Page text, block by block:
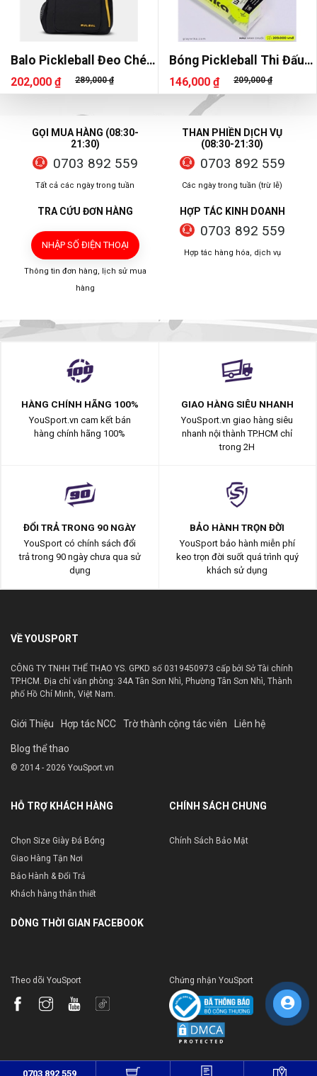
0703 892 559
Balo Pickleball Đeo Chéo
Bulbal Nova Pro
202,000 ₫ 289,000 ₫
Bóng Pickleball Thi Đấu
Wika PRO (Hộp 3 quả)
146,000 ₫ 209,000 ₫
GỌI MUA HÀNG (08:30-
21:30)
0703 892 559
Tất cả các ngày trong tuần
THAN PHIỀN DỊCH VỤ
(08:30-21:30)
0703 892 559
Các ngày trong tuần (trừ lễ)
TRA CỨU ĐƠN HÀNG
NHẬP SỐ ĐIỆN THOẠI
Thông tin đơn hàng, lịch sử mua
hàng
HỢP TÁC KINH DOANH
0703 892 559
Hợp tác hàng hóa, dịch vụ
HÀNG CHÍNH HÃNG 100%
YouSport.vn cam kết bán
hàng chính hãng 100%
GIAO HÀNG SIÊU NHANH
YouSport.vn giao hàng siêu
nhanh nội thành TP.HCM chỉ
trong 2H
ĐỔI TRẢ TRONG 90 NGÀY
YouSport có chính sách đổi
trả trong 90 ngày chưa qua sử
dụng
BẢO HÀNH TRỌN ĐỜI
YouSport bảo hành miễn phí
keo trọn đời suốt quá trình quý
khách sử dụng
VỀ YOUSPORT
CÔNG TY TNHH THỂ THAO YS. GPKD số 0319450973 cấp bởi Sở Tài chính
TP.HCM. Địa chỉ văn phòng: 34A Tân Sơn Nhì, Phường Tân Sơn Nhì, Thành
phố Hồ Chí Minh, Việt Nam.
Giới Thiệu Hợp tác NCC Trờ thành cộng tác viên Liên hệ
Blog thể thao
© 2014 - 2026 YouSport.vn
HỖ TRỢ KHÁCH HÀNG
Chọn Size Giày Đá Bóng
Giao Hàng Tận Nơi
Bảo Hành & Đổi Trả
Khách hàng thân thiết
CHÍNH SÁCH CHUNG
Chính Sách Bảo Mật
DÒNG THỜI GIAN FACEBOOK
Theo dõi YouSport Chứng nhận YouSport